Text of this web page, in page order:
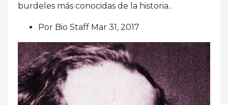
burdeles más conocidas de la historia..
Por Bio Staff Mar 31, 2017